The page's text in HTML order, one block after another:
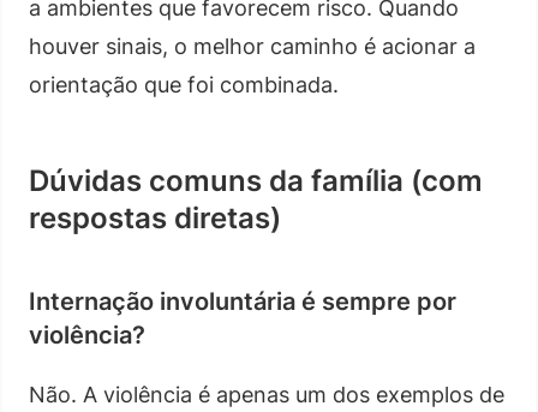
a ambientes que favorecem risco. Quando
houver sinais, o melhor caminho é acionar a
orientação que foi combinada.
Dúvidas comuns da família (com
respostas diretas)
Internação involuntária é sempre por
violência?
Não. A violência é apenas um dos exemplos de